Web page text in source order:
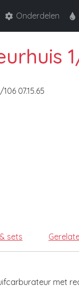
Onderdelen
sets
met